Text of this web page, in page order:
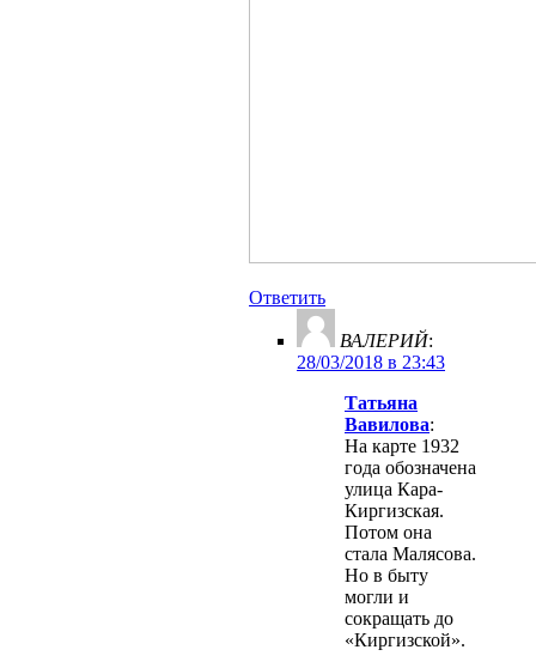
Ответить
ВАЛЕРИЙ:
28/03/2018 в 23:43
Татьяна
Вавилова:
На карте 1932
года обозначена
улица Кара-
Киргизская.
Потом она
стала Малясова.
Но в быту
могли и
сокращать до
«Киргизской».